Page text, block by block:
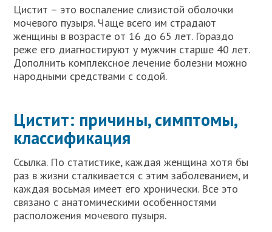
Цистит – это воспаление слизистой оболочки
мочевого пузыря. Чаще всего им страдают
женщины в возрасте от 16 до 65 лет. Гораздо
реже его диагностируют у мужчин старше 40 лет.
Дополнить комплексное лечение болезни можно
народными средствами с содой.
Цистит: причины, симптомы,
классификация
Ссылка. По статистике, каждая женщина хотя бы
раз в жизни сталкивается с этим заболеванием, и
каждая восьмая имеет его хронически. Все это
связано с анатомическими особенностями
расположения мочевого пузыря.